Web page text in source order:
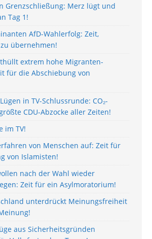
Grenzschließung: Merz lügt und
Tag 1!
AfD-Wahlerfolg: Zeit,
übernehmen!
extrem hohe Migranten-
für die Abschiebung von
in TV-Schlussrunde: CO₂-
CDU-Abzocke aller Zeiten!
im TV!
von Menschen auf: Zeit für
von Islamisten!
nach der Wahl wieder
Zeit für ein Asylmoratorium!
unterdrückt Meinungsfreiheit
aus Sicherheitsgründen